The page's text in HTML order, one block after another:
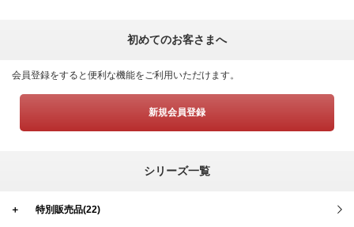
初めてのお客さまへ
会員登録をすると便利な機能をご利用いただけます。
新規会員登録
シリーズ一覧
＋ 特別販売品(22)